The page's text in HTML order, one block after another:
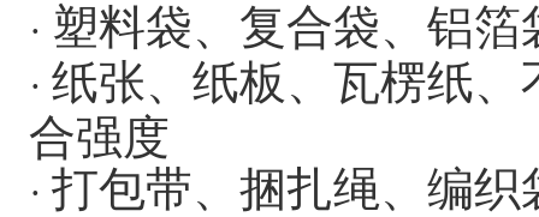
· 塑料袋、复合袋、铝
· 纸张、纸板、瓦楞纸
合强度
· 打包带、捆扎绳、编织